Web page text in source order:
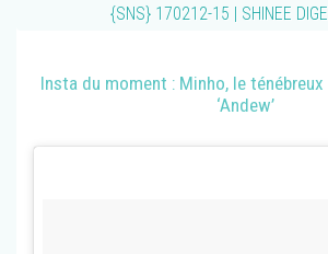
{SNS} 170212-15 | SHINEE
Insta du moment : Minho, le
‘Andew’